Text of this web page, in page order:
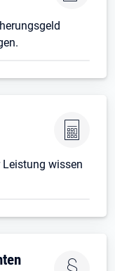
Leistung wissen